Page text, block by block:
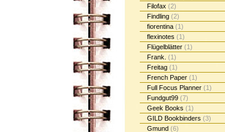
Filofax (2)
Findling (2)
fiorentina (1)
flexinotes (1)
Flügelblätter (1)
Frank. (1)
Freitag (1)
French Paper (1)
Full Focus Planner (1)
Fundgut99 (7)
Geek Books (1)
GILD Bookbinders (3)
Gmund (6)